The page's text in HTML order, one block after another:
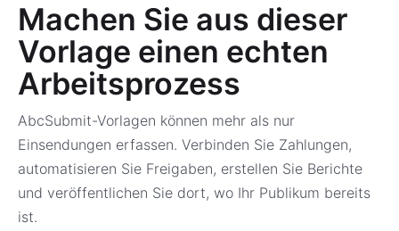
Machen Sie aus dieser
Vorlage einen echten
Arbeitsprozess
AbcSubmit-Vorlagen können mehr als nur
Einsendungen erfassen. Verbinden Sie Zahlungen,
automatisieren Sie Freigaben, erstellen Sie Berichte
und veröffentlichen Sie dort, wo Ihr Publikum bereits
ist.